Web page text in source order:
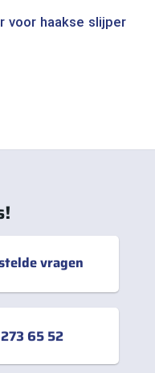
voor haakse slijper
vragen
65 52